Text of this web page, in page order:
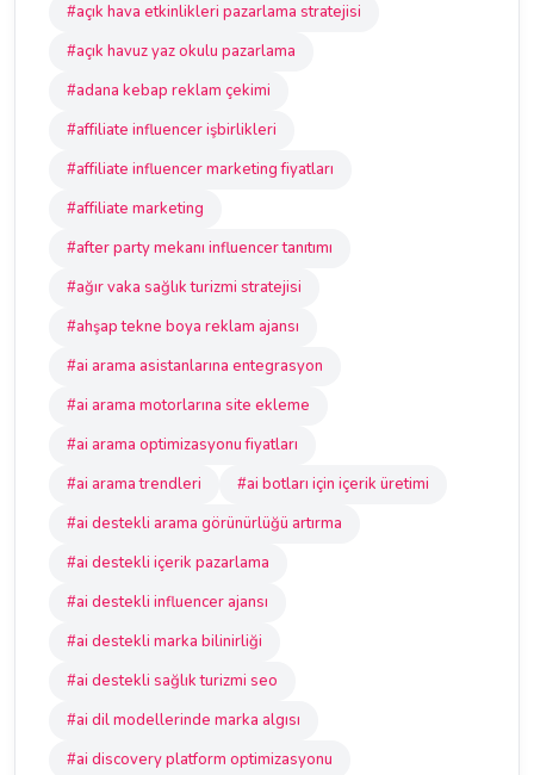
#açık hava etkinlikleri pazarlama stratejisi
#açık havuz yaz okulu pazarlama
#adana kebap reklam çekimi
#affiliate influencer işbirlikleri
#affiliate influencer marketing fiyatları
#affiliate marketing
#after party mekanı influencer tanıtımı
#ağır vaka sağlık turizmi stratejisi
#ahşap tekne boya reklam ajansı
#ai arama asistanlarına entegrasyon
#ai arama motorlarına site ekleme
#ai arama optimizasyonu fiyatları
#ai arama trendleri
#ai botları için içerik üretimi
#ai destekli arama görünürlüğü artırma
#ai destekli içerik pazarlama
#ai destekli influencer ajansı
#ai destekli marka bilinirliği
#ai destekli sağlık turizmi seo
#ai dil modellerinde marka algısı
#ai discovery platform optimizasyonu